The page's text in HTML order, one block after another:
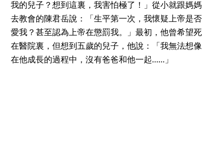
我的兒子？想到這裏，我害怕極了！」從小就跟媽媽
去教會的陳君岳說：「生平第一次，我懷疑上帝是否
愛我？甚至認為上帝在懲罰我。」最初，他曾希望死
在醫院裏，但想到五歲的兒子，他說：「我無法想像
在他成長的過程中，沒有爸爸和他一起……」